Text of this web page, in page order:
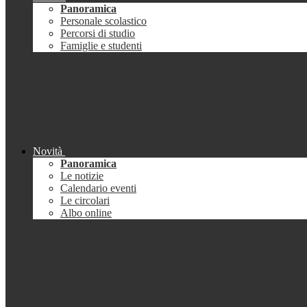
Panoramica
Personale scolastico
Percorsi di studio
Famiglie e studenti
Novità
Panoramica
Le notizie
Calendario eventi
Le circolari
Albo online